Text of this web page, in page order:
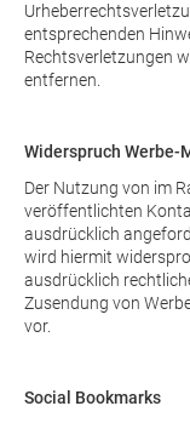
entsprechenden
Rechtsverletzungen
entfernen.
Widerspruch Werbe-
Der Nutzung von im
veröffentlichten
ausdrücklich
wird hiermit
ausdrücklich
Zusendung von
vor.
Social Bookmarks